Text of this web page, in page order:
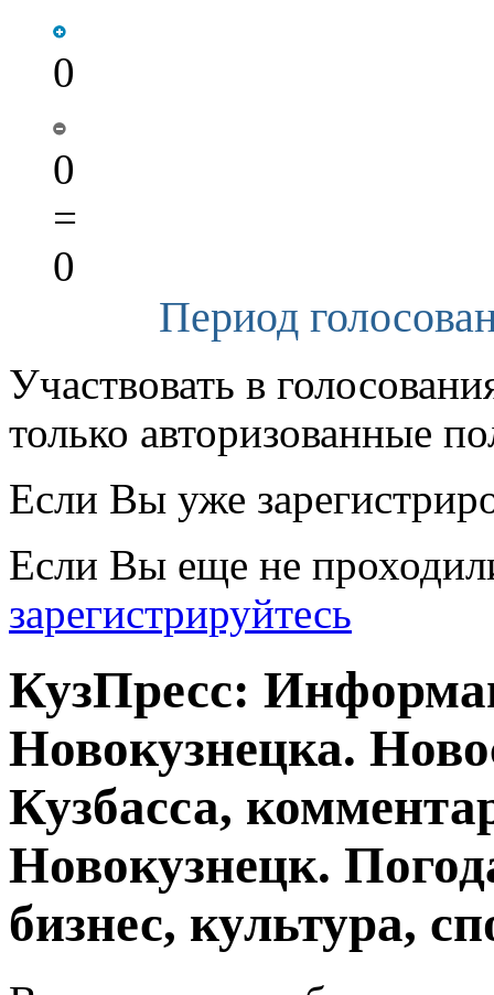
0
0
=
0
Период
Участвовать в
только авторизованные
Если Вы уже
Если Вы еще не
зарегистрируйтесь
КузПресс:
Новокузнецка.
Кузбасса,
Новокузнецк.
бизнес, культура,